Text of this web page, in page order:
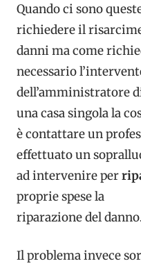
Quando ci sono
richiedere il
danni ma come
necessario
dell’amministratore
una casa singola la
è contattare un
effettuato un
ad intervenire per
proprie spese la
riparazione del
Il problema invece